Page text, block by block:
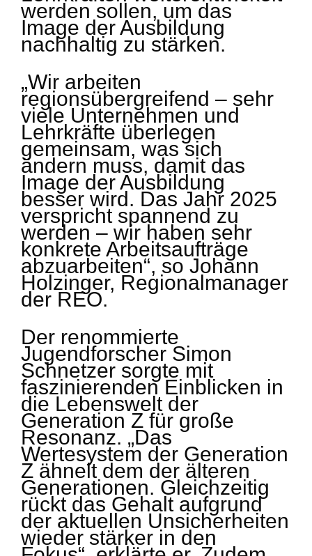
werden sollen, um das
Image der Ausbildung
nachhaltig zu stärken.
„Wir arbeiten
regionsübergreifend – sehr
viele Unternehmen und
Lehrkräfte überlegen
gemeinsam, was sich
ändern muss, damit das
Image der Ausbildung
besser wird. Das Jahr 2025
verspricht spannend zu
werden – wir haben sehr
konkrete Arbeitsaufträge
abzuarbeiten“, so Johann
Holzinger, Regionalmanager
der REO.
Der renommierte
Jugendforscher Simon
Schnetzer sorgte mit
faszinierenden Einblicken in
die Lebenswelt der
Generation Z für große
Resonanz. „Das
Wertesystem der Generation
Z ähnelt dem der älteren
Generationen. Gleichzeitig
rückt das Gehalt aufgrund
der aktuellen Unsicherheiten
wieder stärker in den